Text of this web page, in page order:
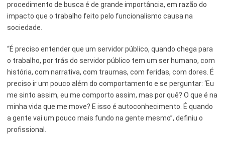
procedimento de busca é de grande importância, em razão do
impacto que o trabalho feito pelo funcionalismo causa na
sociedade.
“É preciso entender que um servidor público, quando chega para
o trabalho, por trás do servidor público tem um ser humano, com
história, com narrativa, com traumas, com feridas, com dores. É
preciso ir um pouco além do comportamento e se perguntar: ‘Eu
me sinto assim, eu me comporto assim, mas por quê? O que é na
minha vida que me move? E isso é autoconhecimento. É quando
a gente vai um pouco mais fundo na gente mesmo”, definiu o
profissional.